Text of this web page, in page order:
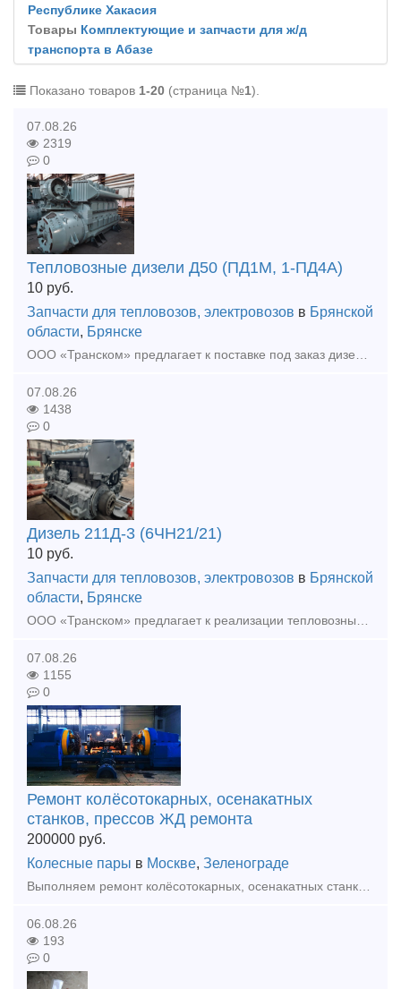
Республике Хакасия
Товары Комплектующие и запчасти для ж/д
транспорта в Абазе
Показано товаров 1-20 (страница №1).
07.08.26
2319
0
Тепловозные дизели Д50 (ПД1М, 1-ПД4А)
10 руб.
Запчасти для тепловозов, электровозов в Брянской
области, Брянске
ООО «Транском» предлагает к поставке под заказ дизель Д50 (ПД1М) после КР. Ремонт осуществляется предприятием на собственной базе. Гарантия на выполненные работы, полноценное документальное сопровож
07.08.26
1438
0
Дизель 211Д-3 (6ЧН21/21)
10 руб.
Запчасти для тепловозов, электровозов в Брянской
области, Брянске
ООО «Транском» предлагает к реализации тепловозный дизель 211Д-3 (6ЧН21/21) для тепловоза ТГМ (после ТР). Дизель укомплектован коленчатым валом после шлифовки (2 град.). Ремонт осуществлялся предприя
07.08.26
1155
0
Ремонт колёсотокарных, осенакатных
станков, прессов ЖД ремонта
200000 руб.
Колесные пары в Москве, Зеленограде
Выполняем ремонт колёсотокарных, осенакатных станков, прессовое , гидравлическое оборудование для формирования, распрессовки и запрессовки колесных пар железнодорожного подвижного состава (грузовых и
06.08.26
193
0